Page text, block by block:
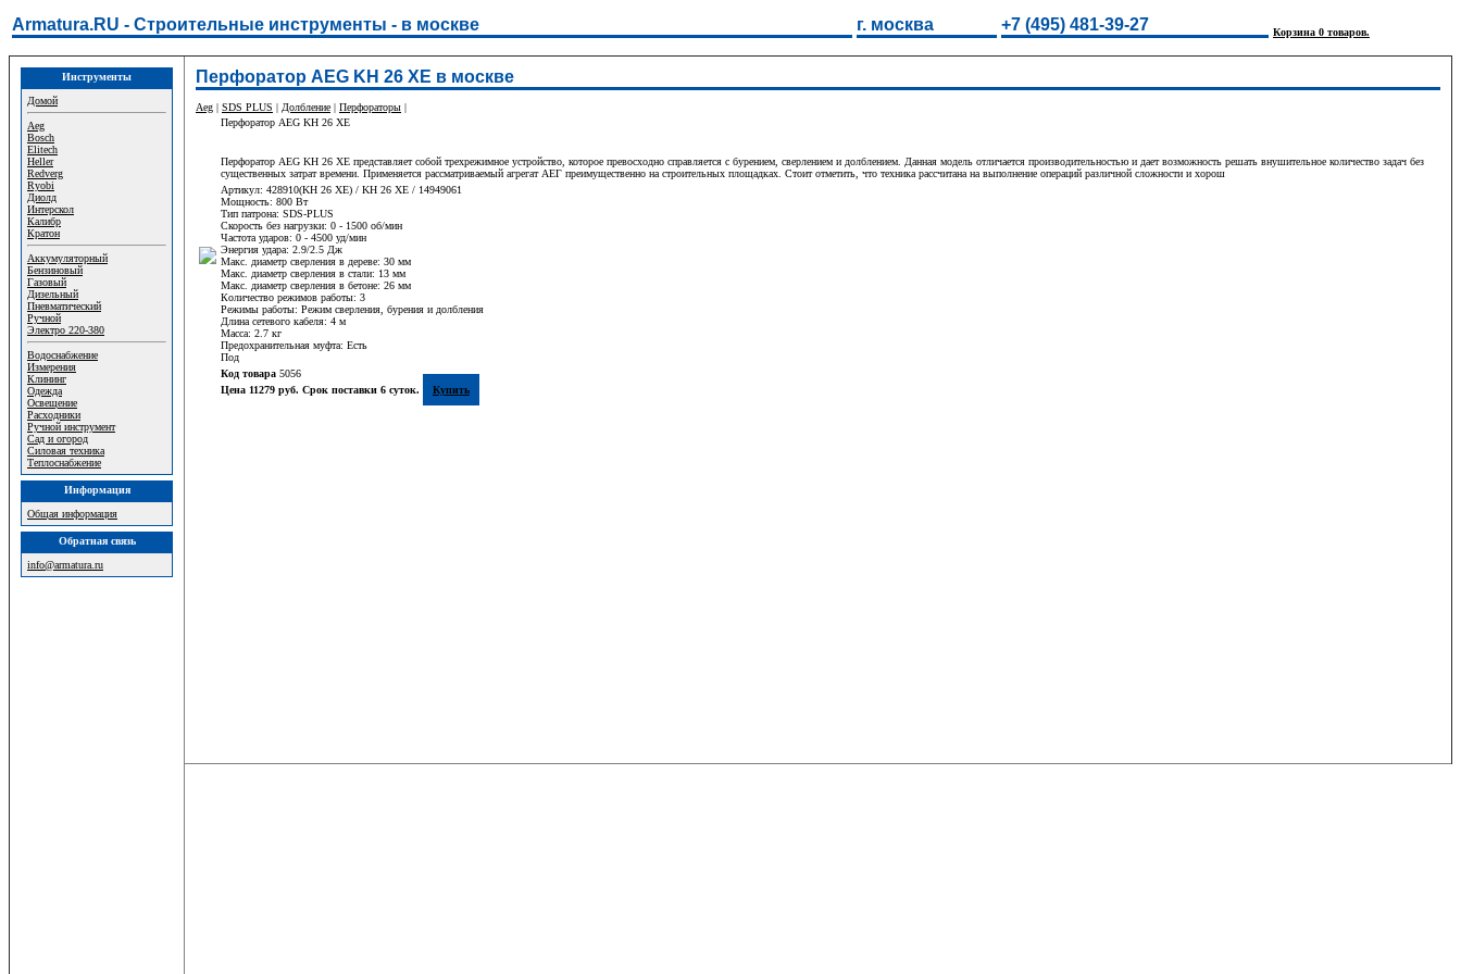
Armatura.RU - Строительные инструменты - в москве г. москва +7 (495) 481-39-27 Корзина 0 товаров.
Инструменты
Домой
Aeg
Bosch
Elitech
Heller
Redverg
Ryobi
Диолд
Интерскол
Калибр
Кратон
Аккумуляторный
Бензиновый
Газовый
Дизельный
Пневматический
Ручной
Электро 220-380
Водоснабжение
Измерения
Клининг
Одежда
Освещение
Расходники
Ручной инструмент
Сад и огород
Силовая техника
Теплоснабжение
Информация
Общая информация
Обратная связь
info@armatura.ru
Перфоратор AEG KH 26 XE в москве
Aeg | SDS PLUS | Долбление | Перфораторы |
Перфоратор AEG KH 26 XE
Перфоратор AEG KH 26 XE представляет собой трехрежимное устройство, которое превосходно справляется с бурением, сверлением и долблением. Данная модель отличается производительностью и дает возможность решать внушительное количество задач без
существенных затрат времени. Применяется рассматриваемый агрегат АЕГ преимущественно на строительных площадках. Стоит отметить, что техника рассчитана на выполнение операций различной сложности и хорош
Артикул: 428910(KH 26 XE) / KH 26 XE / 14949061
Мощность: 800 Вт
Тип патрона: SDS-PLUS
Скорость без нагрузки: 0 - 1500 об/мин
Частота ударов: 0 - 4500 уд/мин
Энергия удара: 2.9/2.5 Дж
Макс. диаметр сверления в дереве: 30 мм
Макс. диаметр сверления в стали: 13 мм
Макс. диаметр сверления в бетоне: 26 мм
Количество режимов работы: 3
Режимы работы: Режим сверления, бурения и долбления
Длина сетевого кабеля: 4 м
Масса: 2.7 кг
Предохранительная муфта: Есть
Под
Код товара 5056
Цена 11279 руб. Срок поставки 6 суток.
Купить